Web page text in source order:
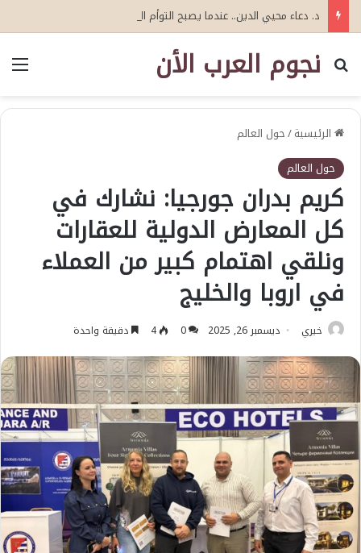
نجوم العرب الأن
بحث عن
الرئيسية/حول العالم
حول العالم
كريم بدران جورجيا: نشارك في
كل المعارض الدولية للعقارات
ونلقي اهتمام كبير من العملاء
في اروبا والخليج
خيري ديسمبر 26, 2025 0
4 دقيقة واحدة